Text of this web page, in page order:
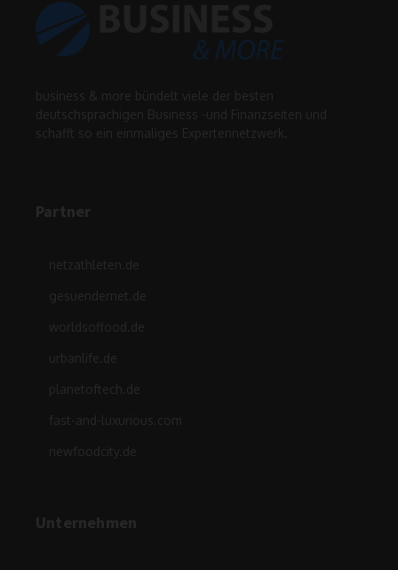
business & more bündelt viele der besten
deutschsprachigen Business -und Finanzseiten und
schafft so ein einmaliges Expertennetzwerk.
Partner
netzathleten.de
gesuendernet.de
worldsoffood.de
urbanlife.de
planetoftech.de
fast-and-luxurious.com
newfoodcity.de
Unternehmen